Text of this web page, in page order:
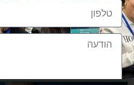
שיתופי פעולה בענף
להצלחה, לנו בארכדיבי יש
אלעד גרגיר - מייסד ומנכ"ל arcdb